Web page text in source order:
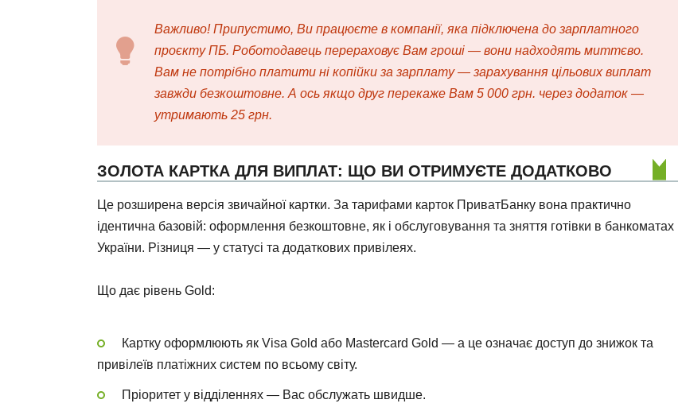
Важливо! Припустимо, Ви працюєте в компанії, яка підключена до зарплатного
проєкту ПБ. Роботодавець перераховує Вам гроші — вони надходять миттєво.
Вам не потрібно платити ні копійки за зарплату — зарахування цільових виплат
завжди безкоштовне. А ось якщо друг перекаже Вам 5 000 грн. через додаток —
утримають 25 грн.
ЗОЛОТА КАРТКА ДЛЯ ВИПЛАТ: ЩО ВИ ОТРИМУЄТЕ ДОДАТКОВО
Це розширена версія звичайної картки. За тарифами карток ПриватБанку вона практично
ідентична базовій: оформлення безкоштовне, як і обслуговування та зняття готівки в банкоматах
України. Різниця — у статусі та додаткових привілеях.
Що дає рівень Gold:
Картку оформлюють як Visa Gold або Mastercard Gold — а це означає доступ до знижок та
привілеїв платіжних систем по всьому світу.
Пріоритет у відділеннях — Вас обслужать швидше.